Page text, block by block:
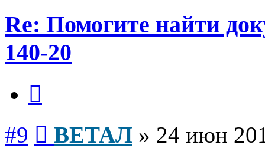
Re: Помогите найти
140-20
#9 ВЕТАЛ » 24 июн